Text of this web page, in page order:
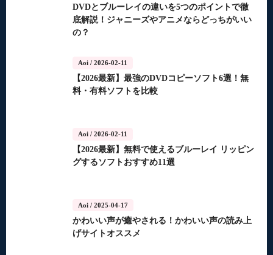
DVDとブルーレイの違いを5つのポイントで徹
底解説！ジャニーズやアニメならどっちがいい
の？
Aoi/ 2026-02-11
【2026最新】最強のDVDコピーソフト6選！無
料・有料ソフトを比較
Aoi/ 2026-02-11
【2026最新】無料で使えるブルーレイ リッピン
グするソフトおすすめ11選
Aoi/ 2025-04-17
かわいい声が癒やされる！かわいい声の読み上
げサイトオススメ